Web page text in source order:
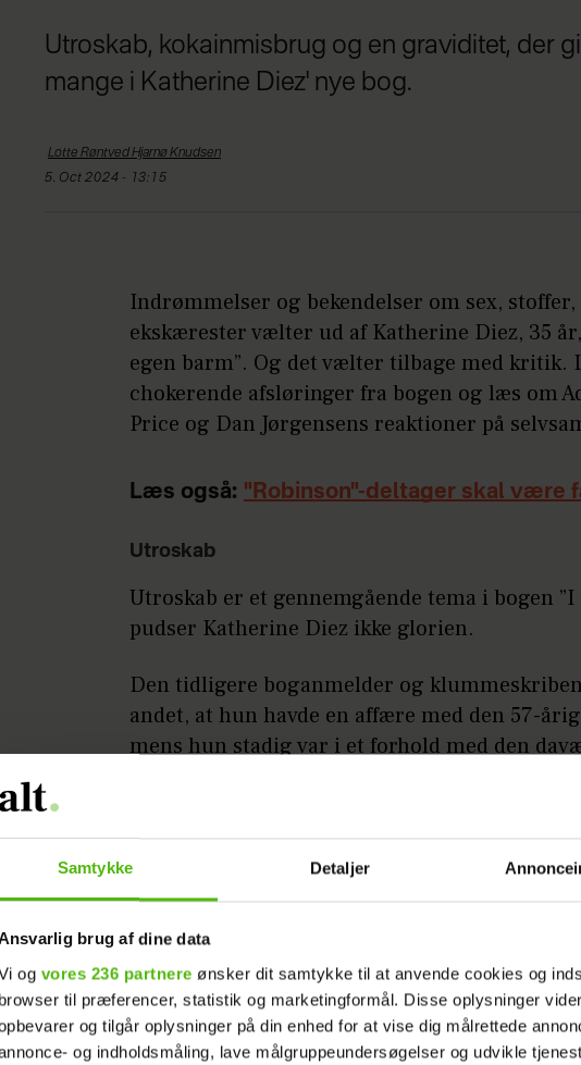
Samtykke Detaljer
brug af dine data
og vores 236 partnere ønsker dit samtykke til at anvende cookies og
browser til præferencer, statistik og marketingformål. Disse oplysninger
og tilgår oplysninger på din enhed for at vise dig målrettede
og indholdsmåling, lave målgruppeundersøgelser og udvikle
Utroskab, kokainmisbrug og en graviditet, der
mange i Katherine Diez' nye bog.
Lotte Røntved HjarnøKnudsen
5. Oct 2024 - 13:15
Indrømmelser og bekendelser om sex,
ekskærester vælter ud af Katherine Diez, 35
egen barm”. Og det vælter tilbage med kritik.
chokerende afsløringer fra bogen og læs om
Price og Dan Jørgensens reaktioner på
Læs også: "Robinson"-deltager skal være
Utroskab
Utroskab er et gennemgående tema i bogen
pudser Katherine Diez ikke glorien.
Den tidligere boganmelder og
andet, at hun havde en affære med den 57-
mens hun stadig var i et forhold med den
Læs også: "Årgang 20"-Lisbeth sætter ord
Men det stopper ikke her.
Efter at have afsluttet forholdet til ministeren
Price, fandt den 35-årige forfatter kortvarigt